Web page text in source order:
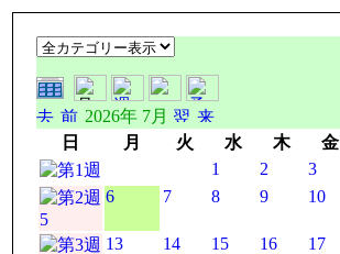
2026年 7月
日
月 火 水 木 金
1
2 3
5
6 7 8 9 10
13 14 15 16 17